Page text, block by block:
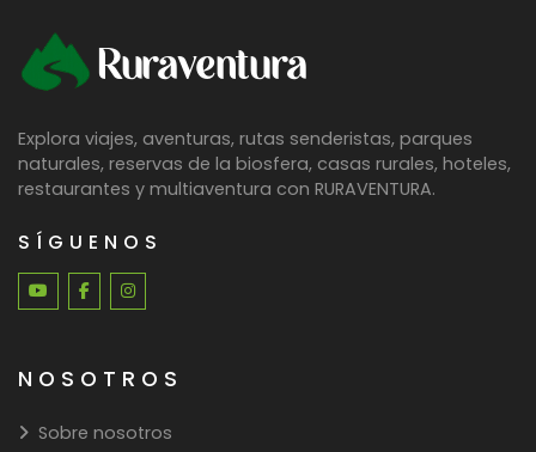
Ruraventura
Explora viajes, aventuras, rutas senderistas, parques
naturales, reservas de la biosfera, casas rurales, hoteles,
restaurantes y multiaventura con RURAVENTURA.
SÍGUENOS
NOSOTROS
Sobre nosotros